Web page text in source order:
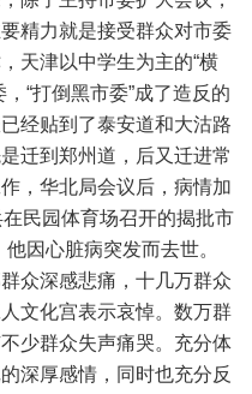
精力就是接受群众对市委
天津以中学生为主的“横
“打倒黑市委”成了造反的
经贴到了泰安道和大沽路
迁到郑州道，后又迁进常
，华北局会议后，病情加
民园体育场召开的揭批市
因心脏病突发而去世。
众深感悲痛，十几万群众
文化宫表示哀悼。数万群
少群众失声痛哭。充分体
深厚感情，同时也充分反